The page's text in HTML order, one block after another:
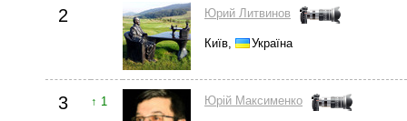
2 Юрий Литвинов
Київ, Україна
3 ↑ 1 Юрій Максименко